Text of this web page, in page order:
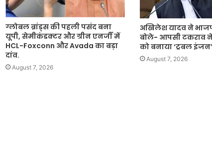
ग्लोबल ब्रांड्स की पहली पसंद बना
यूपी, सेमीकंडक्टर और ग्रीन एनर्जी में
HCL-Foxconn और Avada का बड़ा
दांव.
August 7, 2026
अखिलेश यादव ने
बोले- आपसी टकराव
को बनाया ‘ट्रबल
August 7, 2026